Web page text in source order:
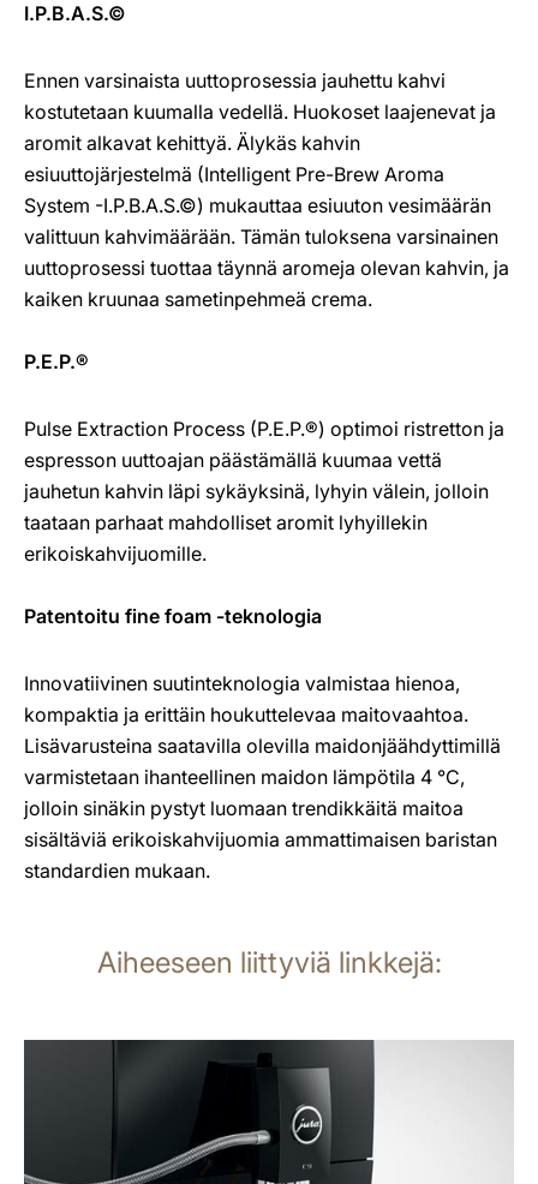
I.P.B.A.S.©
Ennen varsinaista uuttoprosessia jauhettu kahvi
kostutetaan kuumalla vedellä. Huokoset laajenevat ja
aromit alkavat kehittyä. Älykäs kahvin
esiuuttojärjestelmä (Intelligent Pre-Brew Aroma
System -I.P.B.A.S.©) mukauttaa esiuuton vesimäärän
valittuun kahvimäärään. Tämän tuloksena varsinainen
uuttoprosessi tuottaa täynnä aromeja olevan kahvin, ja
kaiken kruunaa sametinpehmeä crema.
P.E.P.®
Pulse Extraction Process (P.E.P.®) optimoi ristretton ja
espresson uuttoajan päästämällä kuumaa vettä
jauhetun kahvin läpi sykäyksinä, lyhyin välein, jolloin
taataan parhaat mahdolliset aromit lyhyillekin
erikoiskahvijuomille.
Patentoitu fine foam -teknologia
Innovatiivinen suutinteknologia valmistaa hienoa,
kompaktia ja erittäin houkuttelevaa maitovaahtoa.
Lisävarusteina saatavilla olevilla maidonjäähdyttimillä
varmistetaan ihanteellinen maidon lämpötila 4 °C,
jolloin sinäkin pystyt luomaan trendikkäitä maitoa
sisältäviä erikoiskahvijuomia ammattimaisen baristan
standardien mukaan.
Aiheeseen liittyviä linkkejä: